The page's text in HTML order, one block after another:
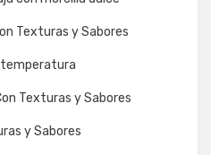
Texturas y Sabores
temperatura
Texturas y Sabores
y Sabores